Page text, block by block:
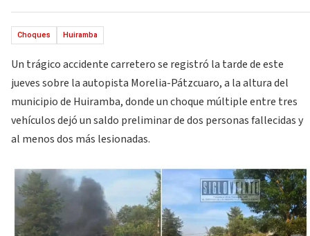
Choques Huiramba
Un trágico accidente carretero se registró la tarde de este
jueves sobre la autopista Morelia-Pátzcuaro, a la altura del
municipio de Huiramba, donde un choque múltiple entre tres
vehículos dejó un saldo preliminar de dos personas fallecidas y
al menos dos más lesionadas.